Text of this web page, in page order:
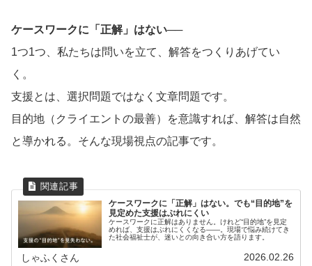
ケースワークに「正解」はない──
1つ1つ、私たちは問いを立て、解答をつくりあげてい
く。
支援とは、選択問題ではなく文章問題です。
目的地（クライエントの最善）を意識すれば、解答は自然
と導かれる。そんな現場視点の記事です。
ケースワークに「正解」はない。でも“目的地”を
見定めた支援はぶれにくい
ケースワークに正解はありません。けれど“目的地”を見定
めれば、支援はぶれにくくなる——。現場で悩み続けてき
た社会福祉士が、迷いとの向き合い方を語ります。
しゃふくさん 2026.02.26